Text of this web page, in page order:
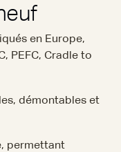
en Europe,
PEFC, Cradle to
démontables et
permettant